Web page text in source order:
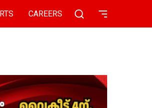
CAREERS